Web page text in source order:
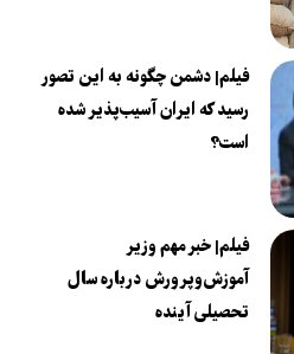
فیلم| دشمن چگونه به این تصور
رسید که ایران آسیب‌پذیر شده
است؟
فیلم| خبر مهم وزیر
آموزش‌وپرورش درباره سال
تحصیلی آینده